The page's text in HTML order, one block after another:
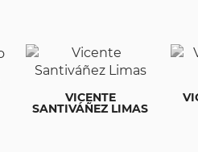
VICENTE
SANTIVÁÑEZ LIMAS